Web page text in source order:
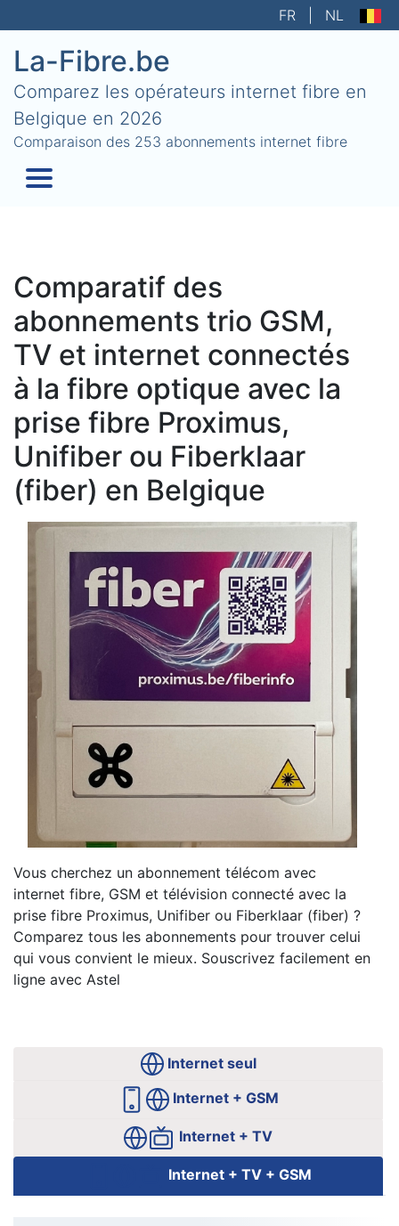
FR NL
La-Fibre.be
Comparez les opérateurs internet fibre en
Belgique en 2026
Comparaison des 253 abonnements internet fibre
Comparatif des
abonnements trio GSM,
TV et internet connectés
à la fibre optique avec la
prise fibre Proximus,
Unifiber ou Fiberklaar
(fiber) en Belgique
Vous cherchez un abonnement télécom avec
internet fibre, GSM et télévision connecté avec la
prise fibre Proximus, Unifiber ou Fiberklaar (fiber) ?
Comparez tous les abonnements pour trouver celui
qui vous convient le mieux. Souscrivez facilement en
ligne avec Astel
Internet seul
Internet + GSM
Internet + TV
Internet + TV + GSM